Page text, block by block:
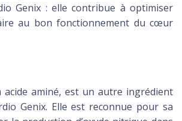
Genix : elle contribue à optimiser
au bon fonctionnement du cœur
acide aminé, est un autre ingrédient
Genix. Elle est reconnue pour sa